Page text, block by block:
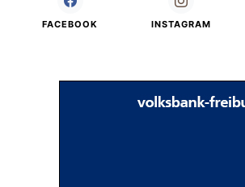
FACEBOOK INSTAGRAM